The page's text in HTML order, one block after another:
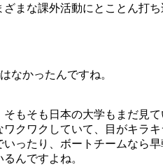
まな課外活動にとことん打
なかったんですね。
もそも日本の大学もまだ見
クワクしていて、目がキラ
ったり、ボートチームなら
んですよね。